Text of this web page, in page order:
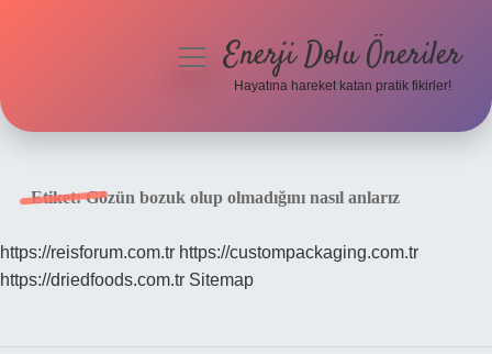
Hakkımızda
menüyüEnerji Dolu Öneriler
Hayatına hareket katan pratik fikirler!
Etiket:Gözün bozuk olup olmadığını nasıl anlarız
https://reisforum.com.tr https://custompackaging.com.tr
https://driedfoods.com.tr Sitemap